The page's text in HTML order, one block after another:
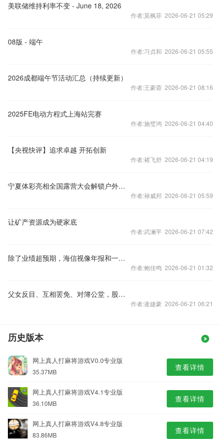
美联储维持利率不变 - June 18, 2026
作者:莫枫菲 2026-06-21 05:29
08版 - 端午
作者:习贞和 2026-06-21 05:55
2026成都端午节活动汇总（持续更新）
作者:王豪蓉 2026-06-21 08:16
2025FE电动方程式上海站完赛
作者:施璧鸿 2026-06-21 04:40
【央视快评】追求卓越 开拓创新
作者:褚飞舒 2026-06-21 04:19
宁夏体彩亮相全国露营大会解锁户外文体新体验
作者:禄威邦 2026-06-21 05:59
让矿产资源成为硬家底
作者:武澜平 2026-06-21 07:42
除了业绩超预期，海信视像年报和一季报还有哪些不为人知的变化？
作者:鲍佳鸣 2026-06-21 01:32
父女反目、互相罢免、对簿公堂，股价暴跌后秒变“父慈女孝”？
作者:逄婕豪 2026-06-21 06:21
历史版本
网上真人打麻将游戏V0.0专业版
35.37MB 查看详情
网上真人打麻将游戏V4.1专业版
36.10MB 查看详情
网上真人打麻将游戏V4.8专业版
83.86MB 查看详情